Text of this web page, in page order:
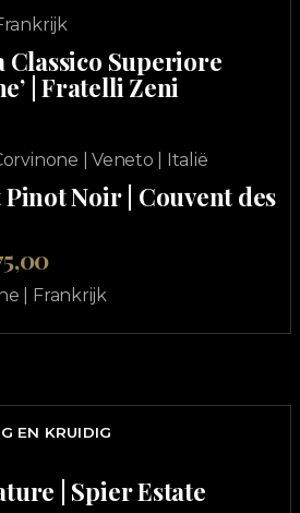
Classico Superiore
| Fratelli Zeni
| Veneto | Italië
Pinot Noir | Couvent des
| Frankrijk
EN KRUIDIG
| Spier Estate